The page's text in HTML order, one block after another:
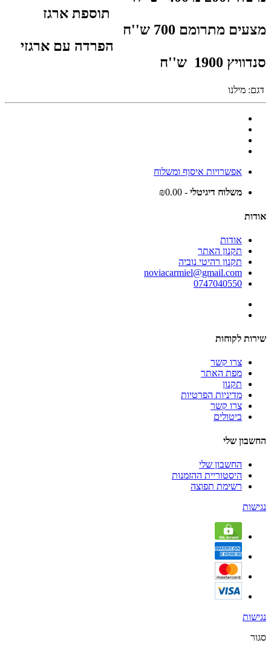
תוספת ארגז
מצעים מתרומם 700
ש''ח
הפרדה עם ארגזי
סנדוויץ 1900
ש''ח
דגם: מילנו
אפשרויות איסוף ומשלוח
משלוח דיגיטלי - ₪0.00
אודות
אודות
תקנון האתר
תקנון רהיטי נוביה
noviacarmiel@gmail.com
0747040550
שירות לקוחות
צרו קשר
מפת האתר
תקנון
מדיניות הפרטיות
צרו קשר
ביטולים
החשבון שלי
החשבון שלי
היסטוריית ההזמנות
רשימת תפוצה
נגישות
נגישות
סגור